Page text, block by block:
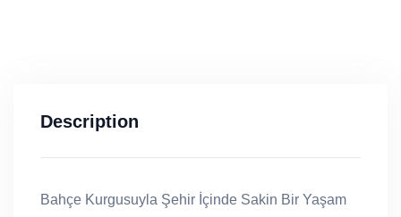
Description
Bahçe Kurgusuyla Şehir İçinde Sakin Bir Yaşam